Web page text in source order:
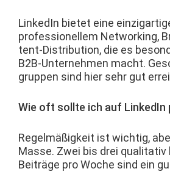
LinkedIn bietet eine
pro­fes­sionellem Net­work­ing,
tent-Dis­tri­b­u­tion, die es
B2B-Unternehmen macht.
grup­pen sind hier sehr gut
Wie oft sollte ich auf LinkedIn
Regelmäßigkeit ist wichtig,
Masse. Zwei bis drei
Beiträge pro Woche sind ein